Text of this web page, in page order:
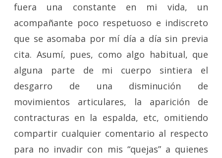
fuera una constante en mi vida, un
acompañante poco respetuoso e indiscreto
que se asomaba por mí día a día sin previa
cita. Asumí, pues, como algo habitual, que
alguna parte de mi cuerpo sintiera el
desgarro de una disminución de
movimientos articulares, la aparición de
contracturas en la espalda, etc, omitiendo
compartir cualquier comentario al respecto
para no invadir con mis “quejas” a quienes